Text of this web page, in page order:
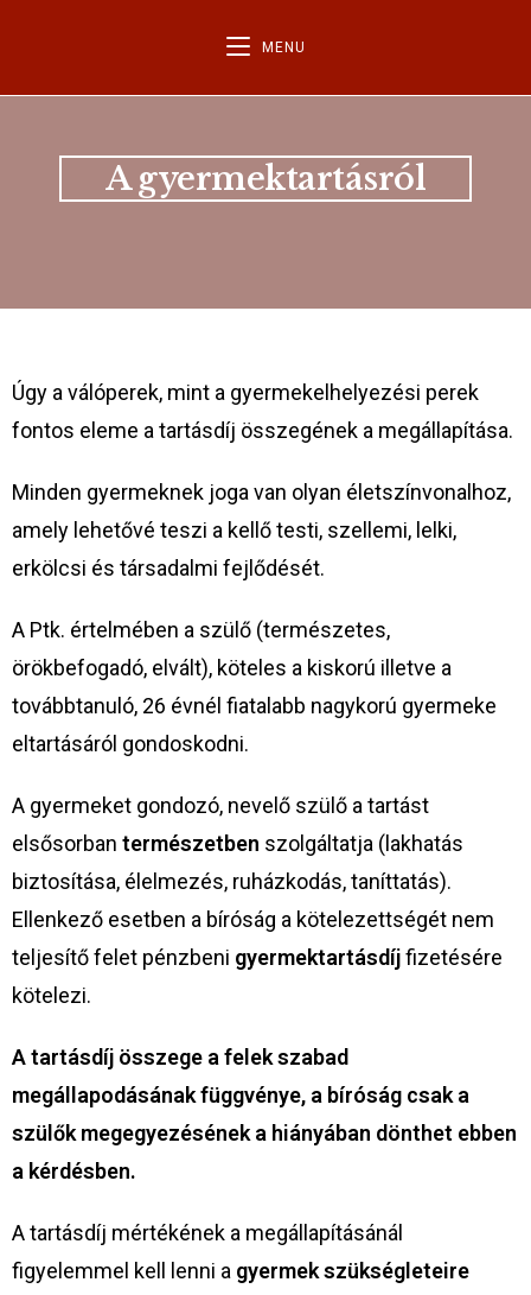
MENU
A gyermektartásról
Úgy a válóperek, mint a gyermekelhelyezési perek
fontos eleme a tartásdíj összegének a megállapítása.
Minden gyermeknek joga van olyan életszínvonalhoz,
amely lehetővé teszi a kellő testi, szellemi, lelki,
erkölcsi és társadalmi fejlődését.
A Ptk. értelmében a szülő (természetes,
örökbefogadó, elvált), köteles a kiskorú illetve a
továbbtanuló, 26 évnél fiatalabb nagykorú gyermeke
eltartásáról gondoskodni.
A gyermeket gondozó, nevelő szülő a tartást
elsősorban természetben szolgáltatja (lakhatás
biztosítása, élelmezés, ruházkodás, taníttatás).
Ellenkező esetben a bíróság a kötelezettségét nem
teljesítő felet pénzbeni gyermektartásdíjfizetésére
kötelezi.
A tartásdíj összege a felek szabad
megállapodásának függvénye, a bíróság csak a
szülők megegyezésének a hiányában dönthet ebben
a kérdésben.
A tartásdíj mértékének a megállapításánál
figyelemmel kell lenni a gyermek szükségleteire